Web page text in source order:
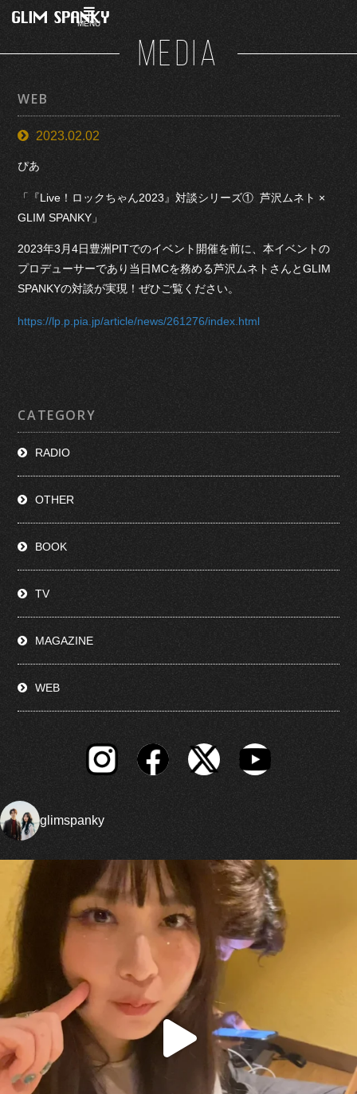
MENU
MEDIA
WEB
2023.02.02
ぴあ
「『Live！ロックちゃん2023』対談シリーズ① 芦沢ムネト ×
GLIM SPANKY」
2023年3月4日豊洲PITでのイベント開催を前に、本イベントの
プロデューサーであり当日MCを務める芦沢ムネトさんとGLIM
SPANKYの対談が実現！ぜひご覧ください。
https://lp.p.pia.jp/article/news/261276/index.html
CATEGORY
RADIO
OTHER
BOOK
TV
MAGAZINE
WEB
glimspanky